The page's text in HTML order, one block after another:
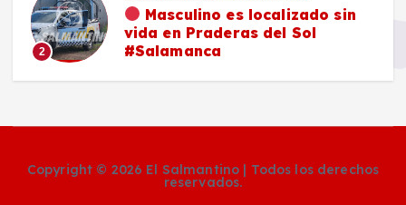
2
Masculino es localizado sin
vida en Praderas del Sol
#Salamanca
Copyright © 2026 El Salmantino | Todos los derechos
reservados.